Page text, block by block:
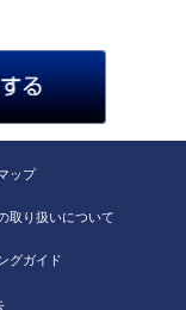
ップ
取り扱いについて
グガイド